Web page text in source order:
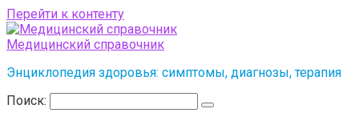
Перейти к контенту
Медицинский справочник
Энциклопедия здоровья: симптомы, диагнозы, терапия
Поиск: